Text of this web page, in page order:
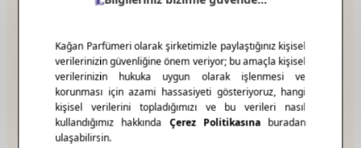
Tek adımda renk eşitleme + bronz ışıltı +
SPF50. Hafif formül ciltle bütünleşir, gün içinde
ağırlık yapmadan sıcak bir canlılık verir. Tatil
çantasının çok amaçlı üyesi.